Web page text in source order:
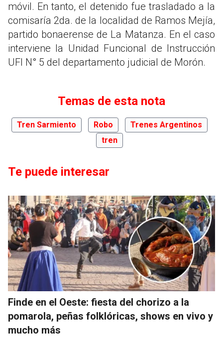
móvil. En tanto, el detenido fue trasladado a la
comisaría 2da. de la localidad de Ramos Mejía,
partido bonaerense de La Matanza. En el caso
interviene la Unidad Funcional de Instrucción
UFI N° 5 del departamento judicial de Morón.
Temas de esta nota
Tren Sarmiento Robo
Trenes Argentinos
tren
Te puede interesar
Finde en el Oeste: fiesta del chorizo a la
pomarola, peñas folklóricas, shows en vivo y
mucho más